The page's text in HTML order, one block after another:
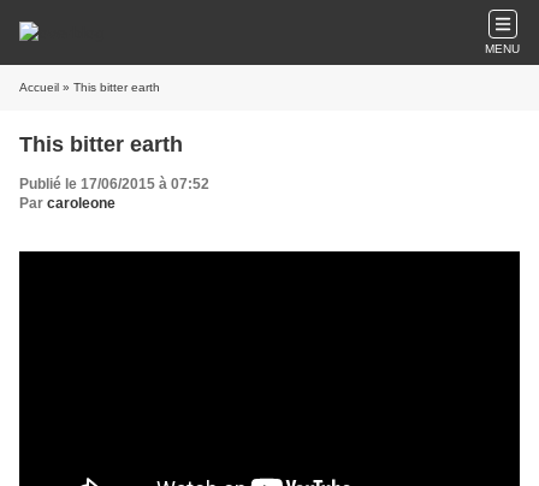
MENU
Accueil » This bitter earth
This bitter earth
Publié le 17/06/2015 à 07:52
Par caroleone